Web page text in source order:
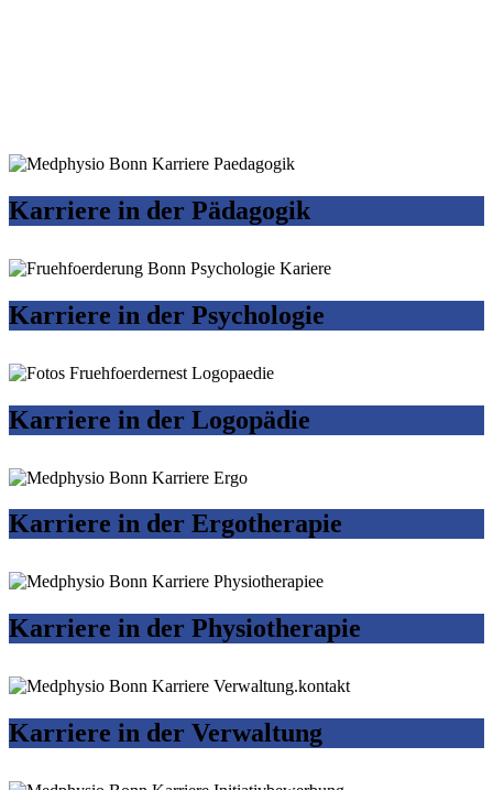
Karriere in der Pädagogik
Karriere in der Psychologie
Karriere in der Logopädie
Karriere in der Ergotherapie
Karriere in der Physiotherapie
Karriere in der Verwaltung